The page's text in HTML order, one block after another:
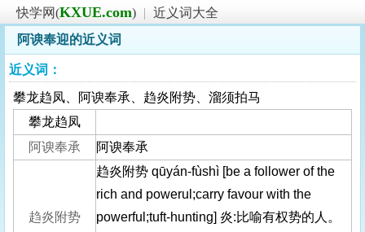
快学网(KXUE.com) | 近义词大全
阿谀奉迎的近义词
近义词：
攀龙趋凤、阿谀奉承、趋炎附势、溜须拍马
攀龙趋凤
阿谀奉承
阿谀奉承
趋炎附势
趋炎附势 qūyán-fùshì [be a follower of the
rich and powerul;carry favour with the
powerful;tuft-hunting] 炎:比喻有权势的人。